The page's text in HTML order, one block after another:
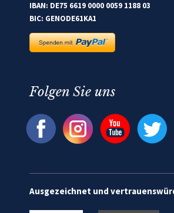
IBAN: DE75 6619 0000 0059 1188 03
BIC: GENODE61KA1
Folgen Sie uns
Ausgezeichnet und